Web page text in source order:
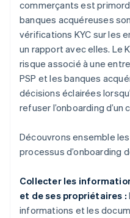
commerçants est
banques acquéreuses
vérifications KYC sur les
un rapport avec elles. Le
risque associé à une
PSP et les banques
décisions éclairées
refuser l’onboarding d’un
Découvrons ensemble
processus d’onboarding
Collecter les
et de ses propriétaires :
informations et les